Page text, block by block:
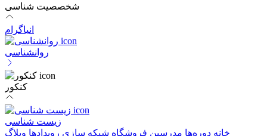
شخصصیت شناسی
انیاگرام
روانشناسی
کنکور
زیست شناسی
خانه دوره‌ها مدرسین فروشگاه شبکه سازی رویداد‌ها وبلاگ